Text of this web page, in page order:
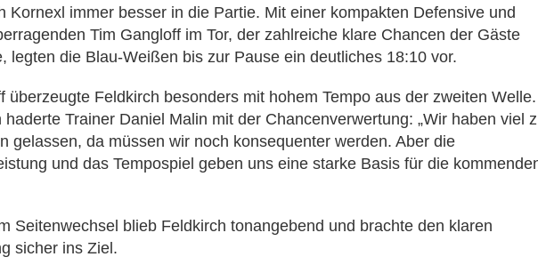
Kornexl immer besser in die Partie. Mit einer kompakten Defensive und
Tim Gangloff im Tor, der zahlreiche klare Chancen der Gäste
legten die Blau-Weißen bis zur Pause ein deutliches 18:10 vor.
überzeugte Feldkirch besonders mit hohem Tempo aus der zweiten Welle.
haderte Trainer Daniel Malin mit der Chancenverwertung: „Wir haben viel
gelassen, da müssen wir noch konsequenter werden. Aber die
und das Tempospiel geben uns eine starke Basis für die
Seitenwechsel blieb Feldkirch tonangebend und brachte den klaren
sicher ins Ziel.